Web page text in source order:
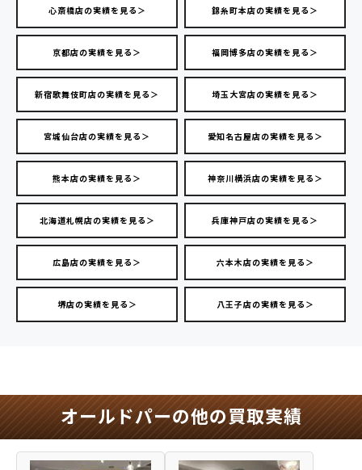
心斎橋店の実績を見る＞ 錦糸町本店の実績を見る＞
京都店の実績を見る＞ 福岡博多店の実績を見る＞
新宿歌舞伎町店の実績を見る＞ 埼玉大宮店の実績を見る＞
宮城仙台店の実績を見る＞ 愛知名古屋店の実績を見る＞
熊本店の実績を見る＞ 神奈川横浜店の実績を見る＞
北海道札幌店の実績を見る＞ 兵庫神戸店の実績を見る＞
広島店の実績を見る＞ 六本木店の実績を見る＞
堺店の実績を見る＞ 八王子店の実績を見る＞
オールドパーの他の買取実績